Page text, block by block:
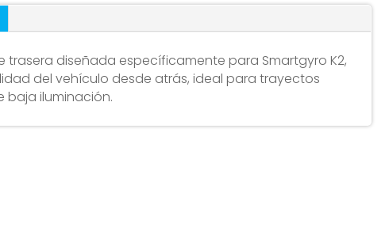
trasera diseñada específicamente para Smartgyro K2,
del vehículo desde atrás, ideal para trayectos
baja iluminación.